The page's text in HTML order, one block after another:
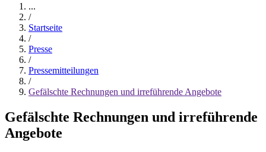
...
/
Startseite
/
Presse
/
Pressemitteilungen
/
Gefälschte Rechnungen und irreführende Angebote
Gefälschte Rechnungen und irreführende
Angebote